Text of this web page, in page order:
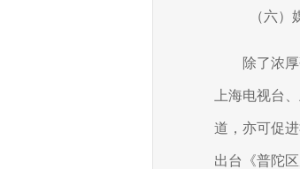
（六）
除了浓
上海电视台
道，亦可促
出台《普陀